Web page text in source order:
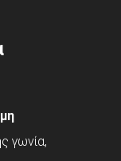
γωνία,